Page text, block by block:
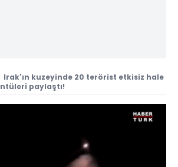
Irak'ın kuzeyinde 20 terörist etkisiz hale
paylaştı!